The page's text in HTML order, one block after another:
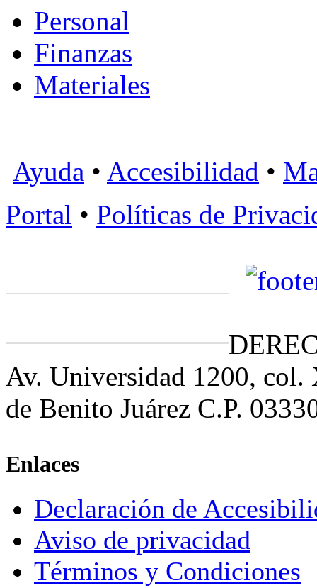
Personal
Finanzas
Materiales
Ayuda • Accesibilidad •
Portal • Políticas de
Av. Universidad 1200,
de Benito Juárez C.P.
Enlaces
Declaración de
Aviso de privacidad
Términos y Condiciones